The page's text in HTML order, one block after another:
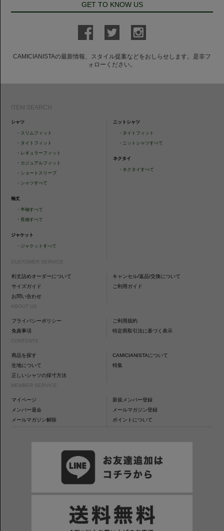
GET TO KNOW US
CAMICIANISTAの最新情報、スタイル提案などをおしらせします。是非フ
ォローください。
ITEM SEARCH
シャツ
・ スリムフィット
・ タイトフィット
・ レギュラーフィット
・ カジュアルフィット
・ ショートスリーブ
・ シャツすべて
袖丈
・半袖すべて
・長袖すべて
ジャケット
・ ジャケットすべて
ニットシャツ
・ タイトフィット
・ ニットシャツすべて
ネクタイ
・ ネクタイすべて
CUSTOMER SERVICE
裄丈詰めオーダーについて
キャンセル/返品/交換について
サイズガイド
ご利用ガイド
お問い合わせ
ABOUT US
プライバシーポリシー
ご利用規約
免責事項
特定商取引法に基づく表示
CONTENTS
商品を探す
CAMICIANISTAについて
生地について
特集
正しいシャツの採寸方法
MEMBER SERVICE
マイページ
新規メンバー登録
メンバー退会
メールマガジン登録
メールマガジン解除
ポイントについて